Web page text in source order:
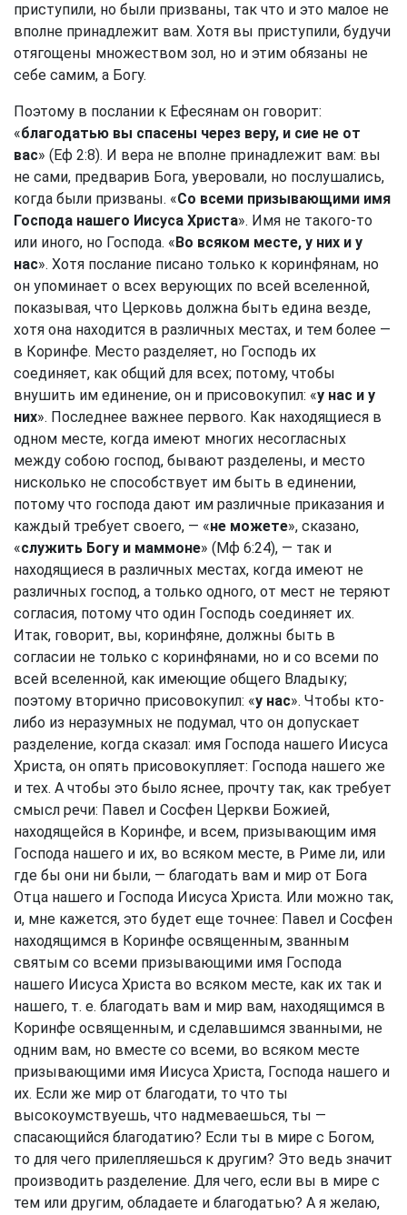
приступили, но были призваны, так что и это малое не
вполне принадлежит вам. Хотя вы приступили, будучи
отягощены множеством зол, но и этим обязаны не
себе самим, а Богу.
Поэтому в послании к Ефесянам он говорит:
«благодатью вы спасены через веру, и сие не от
вас» (Еф 2:8). И вера не вполне принадлежит вам: вы
не сами, предварив Бога, уверовали, но послушались,
когда были призваны. «Со всеми призывающими имя
Господа нашего Иисуса Христа». Имя не такого-то
или иного, но Господа. «Во всяком месте, у них и у
нас». Хотя послание писано только к коринфянам, но
он упоминает о всех верующих по всей вселенной,
показывая, что Церковь должна быть едина везде,
хотя она находится в различных местах, и тем более —
в Коринфе. Место разделяет, но Господь их
соединяет, как общий для всех; потому, чтобы
внушить им единение, он и присовокупил: «у нас и у
них». Последнее важнее первого. Как находящиеся в
одном месте, когда имеют многих несогласных
между собою господ, бывают разделены, и место
нисколько не способствует им быть в единении,
потому что господа дают им различные приказания и
каждый требует своего, — «не можете», сказано,
«служить Богу и маммоне» (Мф 6:24), — так и
находящиеся в различных местах, когда имеют не
различных господ, а только одного, от мест не теряют
согласия, потому что один Господь соединяет их.
Итак, говорит, вы, коринфяне, должны быть в
согласии не только с коринфянами, но и со всеми по
всей вселенной, как имеющие общего Владыку;
поэтому вторично присовокупил: «у нас». Чтобы кто-
либо из неразумных не подумал, что он допускает
разделение, когда сказал: имя Господа нашего Иисуса
Христа, он опять присовокупляет: Господа нашего же
и тех. А чтобы это было яснее, прочту так, как требует
смысл речи: Павел и Сосфен Церкви Божией,
находящейся в Коринфе, и всем, призывающим имя
Господа нашего и их, во всяком месте, в Риме ли, или
где бы они ни были, — благодать вам и мир от Бога
Отца нашего и Господа Иисуса Христа. Или можно так,
и, мне кажется, это будет еще точнее: Павел и Сосфен
находящимся в Коринфе освященным, званным
святым со всеми призывающими имя Господа
нашего Иисуса Христа во всяком месте, как их так и
нашего, т. е. благодать вам и мир вам, находящимся в
Коринфе освященным, и сделавшимся званными, не
одним вам, но вместе со всеми, во всяком месте
призывающими имя Иисуса Христа, Господа нашего и
их. Если же мир от благодати, то что ты
высокоумствуешь, что надмеваешься, ты —
спасающийся благодатию? Если ты в мире с Богом,
то для чего прилепляешься к другим? Это ведь значит
производить разделение. Для чего, если вы в мире с
тем или другим, обладаете и благодатью? А я желаю,